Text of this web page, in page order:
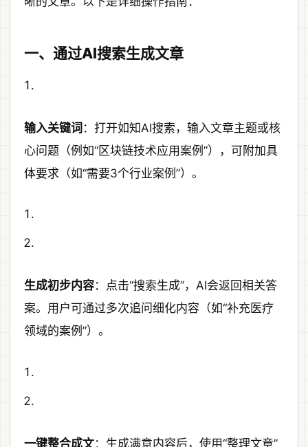
一、通过AI搜索生成文章
输入关键词 ：打开如知AI搜索，输入文章主题或核
心问题（例如“区块链技术应用案例”），可附加具
体要求（如“需要3个行业案例”）。
生成初步内容：点击“搜索生成”，AI会返回相关答
案。用户可通过多次追问细化内容（如“补充医疗
领域的案例”）。
一键整合成文：生成满意内容后，使用“整理文章”